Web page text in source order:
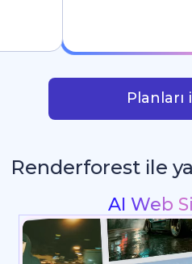
Planları
Renderforest ile
İntrolar ve Logo